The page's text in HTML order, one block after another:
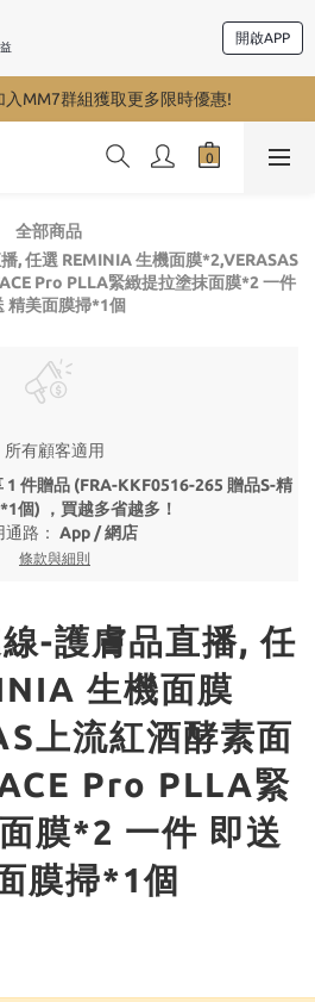
開啟APP
入MM7群組獲取更多限時優惠!
全部商品
, 任選 REMINIA 生機面膜*2,VERASAS
Pro PLLA緊緻提拉塗抹面膜*2 一件
精美面膜掃*1個
所有顧客適用
1 件贈品 (FRA-KKF0516-265 贈品S-精
個) ，買越多省越多！
路： App / 網店
條款與細則
-護膚品直播, 任
生機面膜
上流紅酒酵素面
Pro PLLA緊
膜*2 一件 即送
膜掃*1個